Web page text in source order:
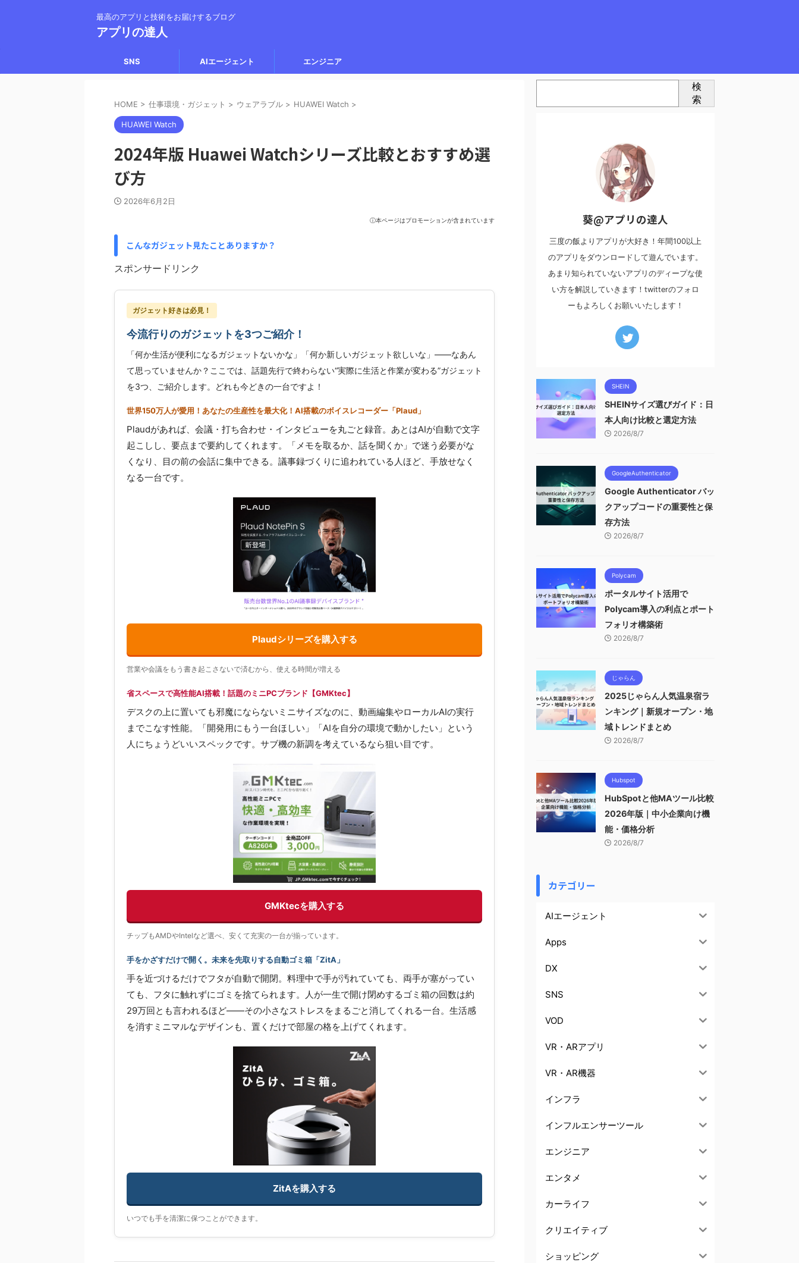
最高のアプリと技術をお届けするブログ
アプリの達人
SNS AIエージェント エンジニア
HOME > 仕事環境・ガジェット > ウェアラブル > HUAWEI Watch >
HUAWEI Watch
2024年版 Huawei Watchシリーズ比較とおすすめ選
び方
2026年6月2日
ⓘ本ページはプロモーションが含まれています
こんなガジェット見たことありますか？
スポンサードリンク
ガジェット好きは必見！
今流行りのガジェットを3つご紹介！
「何か生活が便利になるガジェットないかな」「何か新しいガジェット欲しいな」——なあん
て思っていませんか？ここでは、話題先行で終わらない“実際に生活と作業が変わる”ガジェット
を3つ、ご紹介します。どれも今どきの一台ですよ！
世界150万人が愛用！あなたの生産性を最大化！AI搭載のボイスレコーダー「Plaud」
Plaudがあれば、会議・打ち合わせ・インタビューを丸ごと録音。あとはAIが自動で文字
起こしし、要点まで要約してくれます。「メモを取るか、話を聞くか」で迷う必要がな
くなり、目の前の会話に集中できる。議事録づくりに追われている人ほど、手放せなく
なる一台です。
Plaudシリーズを購入する
営業や会議をもう書き起こさないで済むから、使える時間が増える
省スペースで高性能AI搭載！話題のミニPCブランド【GMKtec】
デスクの上に置いても邪魔にならないミニサイズなのに、動画編集やローカルAIの実行
までこなす性能。「開発用にもう一台ほしい」「AIを自分の環境で動かしたい」という
人にちょうどいいスペックです。サブ機の新調を考えているなら狙い目です。
GMKtecを購入する
チップもAMDやIntelなど選べ、安くて充実の一台が揃っています。
手をかざすだけで開く。未来を先取りする自動ゴミ箱「ZitA」
手を近づけるだけでフタが自動で開閉。料理中で手が汚れていても、両手が塞がってい
ても、フタに触れずにゴミを捨てられます。人が一生で開け閉めするゴミ箱の回数は約
29万回とも言われるほど——その小さなストレスをまるごと消してくれる一台。生活感
を消すミニマルなデザインも、置くだけで部屋の格を上げてくれます。
ZitAを購入する
いつでも手を清潔に保つことができます。
検
索
葵@アプリの達人
三度の飯よりアプリが大好き！年間100以上
のアプリをダウンロードして遊んでいます。
あまり知られていないアプリのディープな使
い方を解説していきます！twitterのフォロ
ーもよろしくお願いいたします！
SHEIN
SHEINサイズ選びガイド：日
本人向け比較と選定方法
2026/8/7
GoogleAuthenticator
Google Authenticator バッ
クアップコードの重要性と保
存方法
2026/8/7
Polycam
ポータルサイト活用で
Polycam導入の利点とポート
フォリオ構築術
2026/8/7
じゃらん
2025じゃらん人気温泉宿ラ
ンキング｜新規オープン・地
域トレンドまとめ
2026/8/7
Hubspot
HubSpotと他MAツール比較
2026年版｜中小企業向け機
能・価格分析
2026/8/7
カテゴリー
AIエージェント
Apps
DX
SNS
VOD
VR・ARアプリ
VR・AR機器
インフラ
インフルエンサーツール
エンジニア
エンタメ
カーライフ
クリエイティブ
ショッピング